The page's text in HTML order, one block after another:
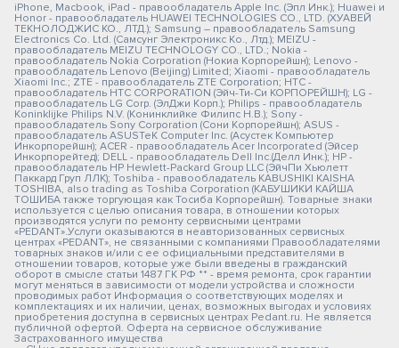
iPhone, Macbook, iPad - правообладатель Apple Inc. (Эпл Инк.); Huawei и
Honor - правообладатель HUAWEI TECHNOLOGIES CO., LTD. (ХУАВЕЙ
ТЕКНОЛОДЖИС КО., ЛТД.); Samsung – правообладатель Samsung
Electronics Co. Ltd. (Самсунг Электроникс Ко., Лтд.); MEIZU -
правообладатель MEIZU TECHNOLOGY CO., LTD.; Nokia -
правообладатель Nokia Corporation (Нокиа Корпорейшн); Lenovo -
правообладатель Lenovo (Beijing) Limited; Xiaomi - правообладатель
Xiaomi Inc.; ZTE - правообладатель ZTE Corporation; HTC -
правообладатель HTC CORPORATION (Эйч-Ти-Си КОРПОРЕЙШН); LG -
правообладатель LG Corp. (ЭлДжи Корп.); Philips - правообладатель
Koninklijke Philips N.V. (Конинклийке Филипс Н.В.); Sony -
правообладатель Sony Corporation (Сони Корпорейшн); ASUS -
правообладатель ASUSTeK Computer Inc. (Асустек Компьютер
Инкорпорейшн); ACER - правообладатель Acer Incorporated (Эйсер
Инкорпорейтед); DELL - правообладатель Dell Inc.(Делл Инк.); HP -
правообладатель HP Hewlett-Packard Group LLC (ЭйчПи Хьюлетт
Паккард Груп ЛЛК); Toshiba - правообладатель KABUSHIKI KAISHA
TOSHIBA, also trading as Toshiba Corporation (КАБУШИКИ КАЙША
ТОШИБА также торгующая как Тосиба Корпорейшн). Товарные знаки
используется с целью описания товара, в отношении которых
производятся услуги по ремонту сервисными центрами
«PEDANT».Услуги оказываются в неавторизованных сервисных
центрах «PEDANT», не связанными с компаниями Правообладателями
товарных знаков и/или с ее официальными представителями в
отношении товаров, которые уже были введены в гражданский
оборот в смысле статьи 1487 ГК РФ ** - время ремонта, срок гарантии
могут меняться в зависимости от модели устройства и сложности
проводимых работ Информация о соответствующих моделях и
комплектациях и их наличии, ценах, возможных выгодах и условиях
приобретения доступна в сервисных центрах Pedant.ru. Не является
публичной офертой. Оферта на сервисное обслуживание
Застрахованного имущества